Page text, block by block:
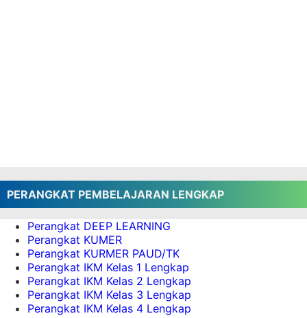
Nasional
Download Modul Ajar Deep Learning
Pendidikan Pancasila Kelas 5 SD FASE C
Kurikulum Nasional
Pembelajaran Deep Learning Kelas 5 Fase C
Kurikulum Nasional: Strategi Cerdas
Membangun Kompetensi Abad 21
Download Jadwal Pelajaran Kelas 5 SD
PERANGKAT PEMBELAJARAN LENGKAP
Perangkat DEEP LEARNING
Perangkat KUMER
Perangkat KURMER PAUD/TK
Perangkat IKM Kelas 1 Lengkap
Perangkat IKM Kelas 2 Lengkap
Perangkat IKM Kelas 3 Lengkap
Perangkat IKM Kelas 4 Lengkap